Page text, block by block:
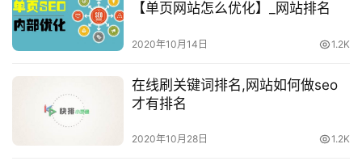
【单页网站怎么优化】_网站排名
2020年10月14日 1.2K
在线刷关键词排名,网站如何做seo
才有排名
2020年10月28日 1.2K